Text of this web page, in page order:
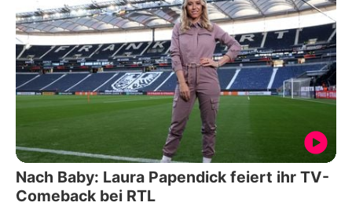
Nach Baby: Laura Papendick feiert ihr TV-
Comeback bei RTL